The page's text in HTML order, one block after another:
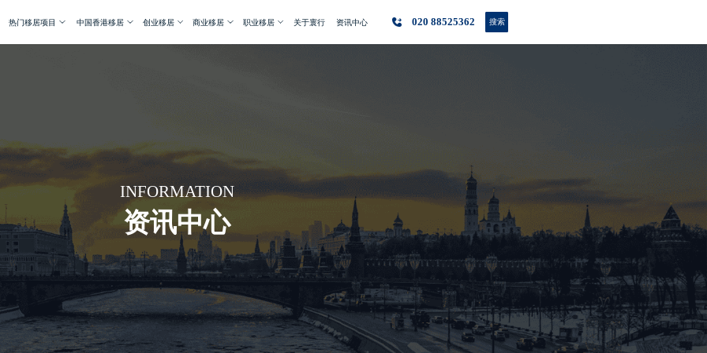
热门移居项目 中国香港移居 创业移居 商业移居 职业移居 关于寰行 资讯中心 020 88525362 搜索
INFORMATION
资讯中心